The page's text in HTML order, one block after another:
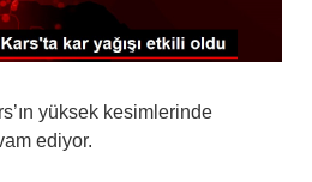
yüksek kesimlerinde
ediyor.